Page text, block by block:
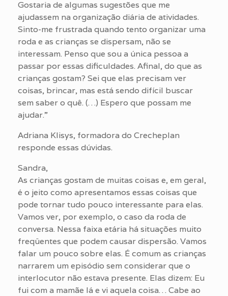
Gostaria de algumas sugestões que me
ajudassem na organização diária de atividades.
Sinto-me frustrada quando tento organizar uma
roda e as crianças se dispersam, não se
interessam. Penso que sou a única pessoa a
passar por essas dificuldades. Afinal, do que as
crianças gostam? Sei que elas precisam ver
coisas, brincar, mas está sendo difícil buscar
sem saber o quê. (…) Espero que possam me
ajudar.”
Adriana Klisys, formadora do Crecheplan
responde essas dúvidas.
Sandra,
As crianças gostam de muitas coisas e, em geral,
é o jeito como apresentamos essas coisas que
pode tornar tudo pouco interessante para elas.
Vamos ver, por exemplo, o caso da roda de
conversa. Nessa faixa etária há situações muito
freqüentes que podem causar dispersão. Vamos
falar um pouco sobre elas. É comum as crianças
narrarem um episódio sem considerar que o
interlocutor não estava presente. Elas dizem: Eu
fui com a mamãe lá e vi aquela coisa… Cabe ao